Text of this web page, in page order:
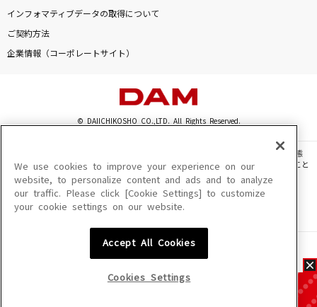
インフォマティブデータの取得について
ご契約方法
企業情報（コーポレートサイト）
© DAIICHIKOSHO CO.,LTD. All Rights Reserved.
このサイトに掲載されている一切の文章・画像・写真・動画・音声等を、手段や形態
を問わず、著作権法の定める範囲を超えて無断で複製、転載、ファイル化などすること
を禁じます。
楽曲及びコンテンツは、機種によりご利用いただけない場合があります。
楽曲及びコンテンツの配信日、配信内容が変更になる場合があります。
We use cookies to improve your experience on our
website, to personalize content and ads and to analyze
our traffic. Please click [Cookie Settings] to customize
your cookie settings on our website.
Accept All Cookies
Cookies Settings